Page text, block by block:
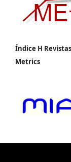
Índice H
Metrics